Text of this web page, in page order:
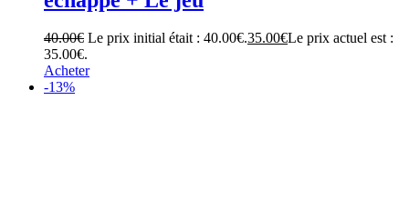
40.00€ Le prix initial était : 40.00€.35.00€Le prix actuel est :
35.00€.
Acheter
-13%